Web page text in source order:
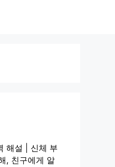
해설 | 신체 부
, 친구에게 알